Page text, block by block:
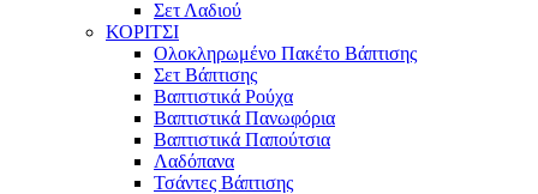
Σετ Λαδιού
ΚΟΡΙΤΣΙ
Ολοκληρωμένο Πακέτο Βάπτισης
Σετ Βάπτισης
Βαπτιστικά Ρούχα
Βαπτιστικά Πανωφόρια
Βαπτιστικά Παπούτσια
Λαδόπανα
Τσάντες Βάπτισης